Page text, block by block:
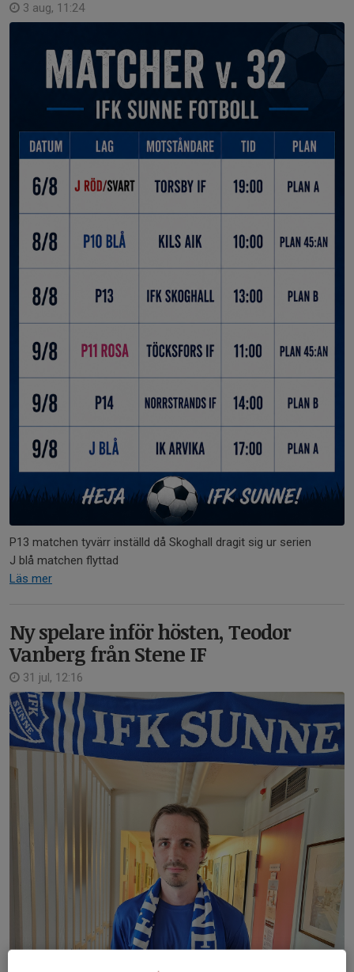
3 aug, 11:24
P13 matchen tyvärr inställd då Skoghall dragit sig ur serien
J blå matchen flyttad
Läs mer
Ny spelare inför hösten, Teodor
Vanberg från Stene IF
31 jul, 12:16